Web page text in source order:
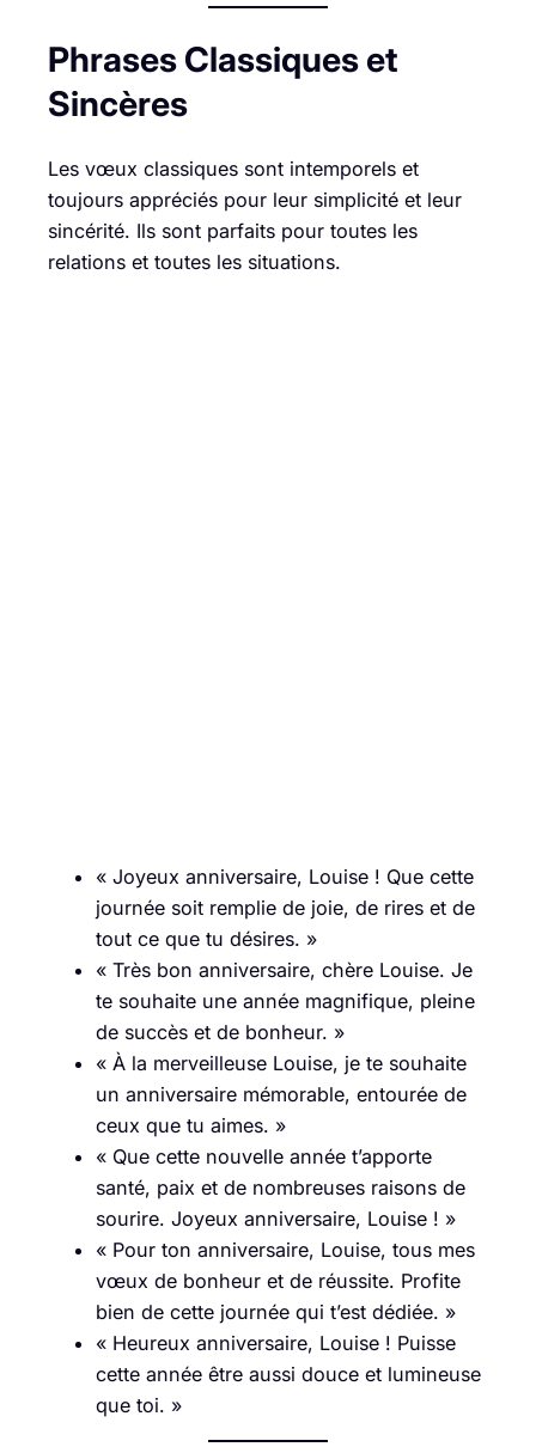
Phrases Classiques et
Sincères
Les vœux classiques sont intemporels et
toujours appréciés pour leur simplicité et leur
sincérité. Ils sont parfaits pour toutes les
relations et toutes les situations.
« Joyeux anniversaire, Louise ! Que cette
journée soit remplie de joie, de rires et de
tout ce que tu désires. »
« Très bon anniversaire, chère Louise. Je
te souhaite une année magnifique, pleine
de succès et de bonheur. »
« À la merveilleuse Louise, je te souhaite
un anniversaire mémorable, entourée de
ceux que tu aimes. »
« Que cette nouvelle année t’apporte
santé, paix et de nombreuses raisons de
sourire. Joyeux anniversaire, Louise ! »
« Pour ton anniversaire, Louise, tous mes
vœux de bonheur et de réussite. Profite
bien de cette journée qui t’est dédiée. »
« Heureux anniversaire, Louise ! Puisse
cette année être aussi douce et lumineuse
que toi. »